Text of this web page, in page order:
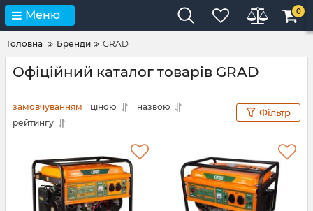
Меню 0
Головна Бренди GRAD
Офіційний каталог товарів GRAD
замовчуванням ціною
назвою
рейтингу
Фільтр